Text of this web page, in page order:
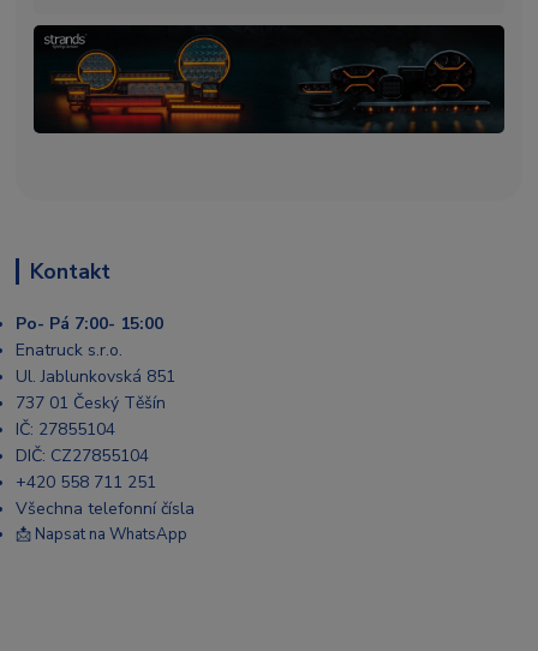
Kontakt
Po- Pá 7:00- 15:00
Enatruck s.r.o.
Ul. Jablunkovská 851
737 01 Český Těšín
IČ: 27855104
DIČ: CZ27855104
+420 558 711 251
Všechna telefonní čísla
📩 Napsat na WhatsApp